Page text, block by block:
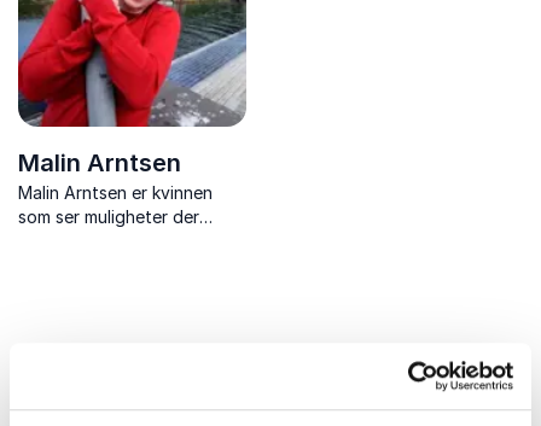
Malin Arntsen
Malin Arntsen er kvinnen
som ser muligheter der